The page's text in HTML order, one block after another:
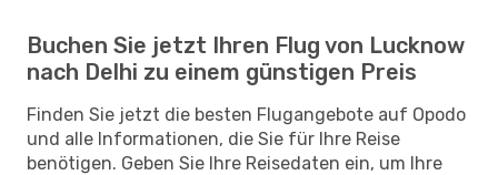
Buchen Sie jetzt Ihren Flug von Lucknow
nach Delhi zu einem günstigen Preis
Finden Sie jetzt die besten Flugangebote auf Opodo
und alle Informationen, die Sie für Ihre Reise
benötigen. Geben Sie Ihre Reisedaten ein, um Ihre